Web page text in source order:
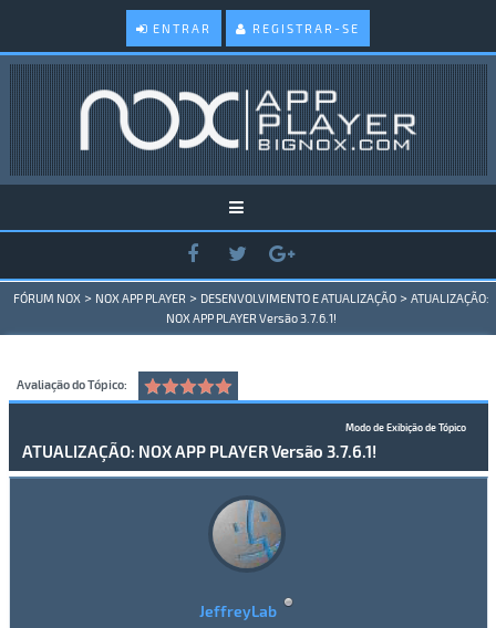
ENTRAR REGISTRAR-SE
FÓRUM NOX > NOX APP PLAYER > DESENVOLVIMENTO E ATUALIZAÇÃO > ATUALIZAÇÃO:
NOX APP PLAYER Versão 3.7.6.1!
Avaliação do Tópico:
Modo de Exibição de Tópico
ATUALIZAÇÃO: NOX APP PLAYER Versão 3.7.6.1!
JeffreyLab